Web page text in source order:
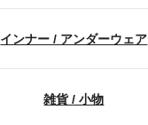
インナー / アンダーウェア
雑貨 / 小物